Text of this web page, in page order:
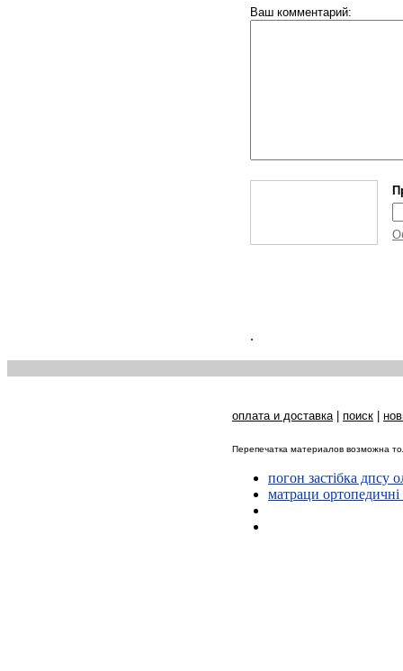
Ваш комментарий:
.
оплата и доставка| поиск
Перепечатка материалов возможна
погон застібка дпсу
матраци